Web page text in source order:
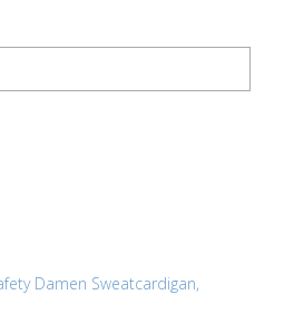
Damen Sweatcardigan,